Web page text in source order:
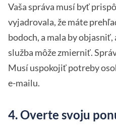
Vaša správa musí byť
vyjadrovala, že máte
bodoch, a mala by
služba môže zmierniť.
Musí uspokojiť potreby
e-mailu.
4. Overte svoju